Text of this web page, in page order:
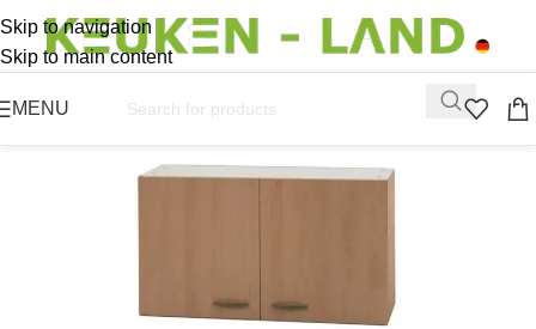
Skip to navigation
Skip to main content
MENU